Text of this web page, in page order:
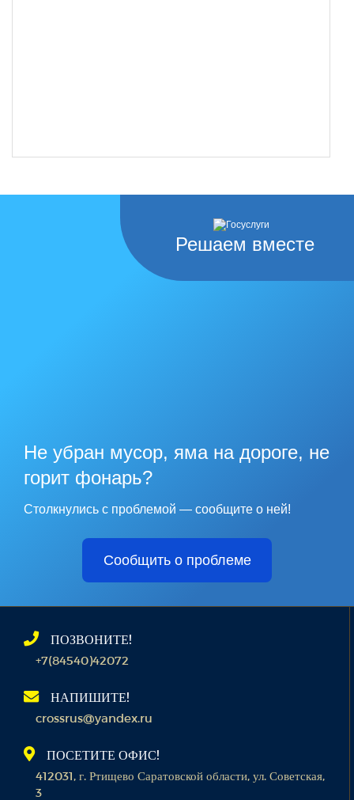
Решаем вместе
Не убран мусор, яма на дороге, не
горит фонарь?
Столкнулись с проблемой — сообщите о ней!
Сообщить о проблеме
ПОЗВОНИТЕ!
+7(84540)42072
НАПИШИТЕ!
crossrus@yandex.ru
ПОСЕТИТЕ ОФИС!
412031, г. Ртищево Саратовской области, ул. Советская,
3